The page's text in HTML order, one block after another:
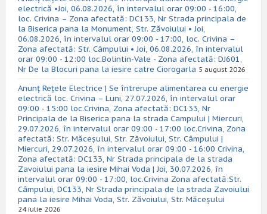
electrică •Joi, 06.08.2026, în intervalul orar 09:00 - 16:00,
loc. Crivina – Zona afectată: DC133, Nr Strada principala de
la Biserica pana la Monument, Str. Zăvoiului • Joi,
06.08.2026, în intervalul orar 09:00 - 17:00, loc. Crivina –
Zona afectată: Str. Câmpului • Joi, 06.08.2026, în intervalul
orar 09:00 - 12:00 loc.Bolintin-Vale - Zona afectată: DJ601,
Nr De la Blocuri pana la iesire catre Ciorogarla 5 august 2026
Anunț Rețele Electrice | Se întrerupe alimentarea cu energie
electrică loc. Crivina – Luni, 27.07.2026, în intervalul orar
09:00 - 15:00 loc.Crivina, Zona afectată: DC133, Nr
Principala de la Biserica pana la strada Campului | Miercuri,
29.07.2026, în intervalul orar 09:00 - 17:00 loc.Crivina, Zona
afectată: Str. Măceșului, Str. Zăvoiului, Str. Câmpului |
Miercuri, 29.07.2026, în intervalul orar 09:00 - 16:00 Crivina,
Zona afectată: DC133, Nr Strada principala de la strada
Zavoiului pana la iesire Mihai Voda | Joi, 30.07.2026, în
intervalul orar 09:00 - 17:00, loc.Crivina Zona afectată:Str.
Câmpului, DC133, Nr Strada principala de la strada Zavoiului
pana la iesire Mihai Voda, Str. Zăvoiului, Str. Măceșului
24 iulie 2026